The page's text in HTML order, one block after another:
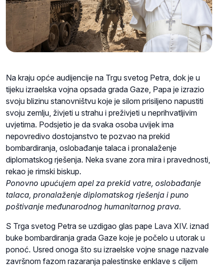
Na kraju opće audijencije na Trgu svetog Petra, dok je u
tijeku izraelska vojna opsada grada Gaze, Papa je izrazio
svoju blizinu stanovništvu koje je silom prisiljeno napustiti
svoju zemlju, živjeti u strahu i preživjeti u neprihvatljivim
uvjetima. Podsjetio je da svaka osoba uvijek ima
nepovredivo dostojanstvo te pozvao na prekid
bombardiranja, oslobađanje talaca i pronalaženje
diplomatskog rješenja. Neka svane zora mira i pravednosti,
rekao je rimski biskup.
Ponovno upućujem apel za prekid vatre, oslobađanje
talaca, pronalaženje diplomatskog rješenja i puno
poštivanje međunarodnog humanitarnog prava.
S Trga svetog Petra se uzdigao glas pape Lava XIV. iznad
buke bombardiranja grada Gaze koje je počelo u utorak u
ponoć. Usred onoga što su izraelske vojne snage nazvale
završnom fazom razaranja palestinske enklave s ciljem